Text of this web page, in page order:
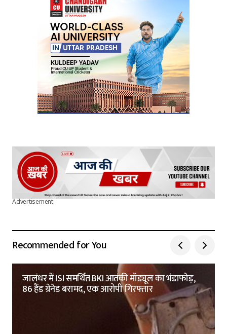
Your E-mail*
Submit Comment
Advertisement
Recommended for You
जालंधर में ISI समर्थित BKI आतंकी मॉड्यूल का भंडाफोड़,
86 हैंड ग्रेनेड बरामद, एक आरोपी गिरफ्तार